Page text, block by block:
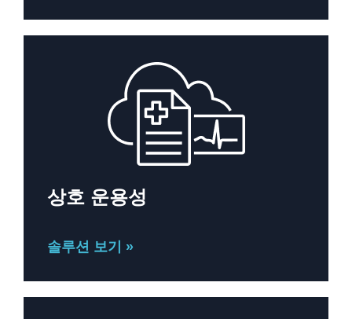
상호 운용성
솔루션 보기 »